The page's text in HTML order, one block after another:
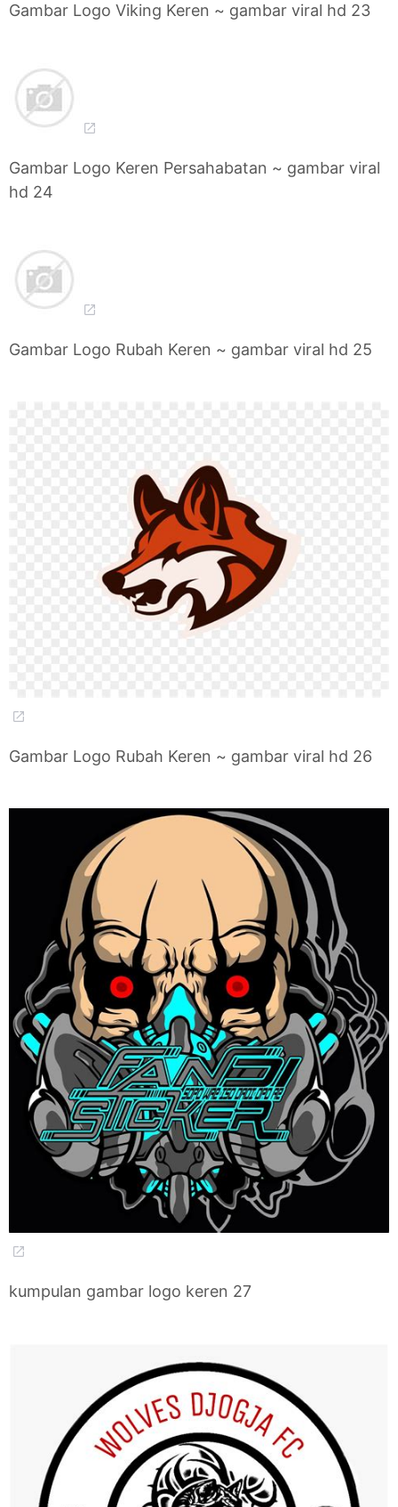
Gambar Logo Viking Keren ~ gambar viral hd 23
Gambar Logo Keren Persahabatan ~ gambar viral
hd 24
Gambar Logo Rubah Keren ~ gambar viral hd 25
Gambar Logo Rubah Keren ~ gambar viral hd 26
kumpulan gambar logo keren 27